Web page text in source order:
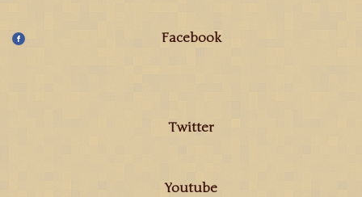
Facebook
Twitter
Youtube